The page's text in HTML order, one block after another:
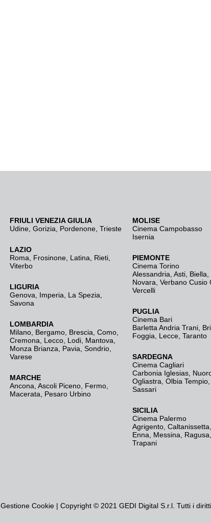
FRIULI VENEZIA GIULIA
Udine Gorizia Pordenone Trieste
LAZIO
Roma
Frosinone Latina Rieti
Viterbo
LIGURIA
Genova
Imperia La Spezia
Savona
LOMBARDIA
Milano Bergamo Brescia, Como
Cremona
Lecco Lodi Mantova
Monza Brianza
Pavia Sondrio
Varese
MARCHE
Ancona Ascoli Piceno Fermo
Macerata
Pesaro Urbino
MOLISE
Cinema Campobasso
Isernia
PIEMONTE
Cinema Torino
Alessandria Asti Biella
Novara Verbano Cusio
Vercelli
PUGLIA
Cinema Bari
Barletta Andria Trani
Foggia
Lecce Taranto
SARDEGNA
Cinema Cagliari
Carbonia Iglesias
Ogliastra Olbia Tempio
Sassari
SICILIA
Cinema Palermo
Agrigento Caltanissetta
Enna
Messina Ragusa
Trapani
Gestione Cookie | Copyright © 2021 GEDI Digital S.r.l. Tutti i